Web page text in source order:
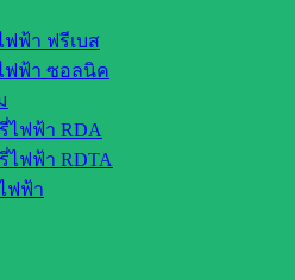
ฟ้า ฟรีเบส
ฟฟ้า ซอลนิค
ไฟฟ้า RDA
ไฟฟ้า RDTA
ฟฟ้า